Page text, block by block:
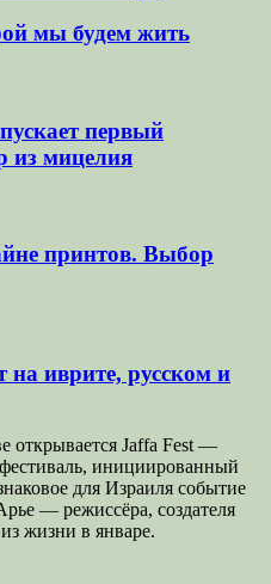
мы будем жить
первый
из мицелия
принтов. Выбор
на иврите, русском и
открывается Jaffa Fest —
инициированный
для Израиля событие
— режиссёра, создателя
жизни в январе.